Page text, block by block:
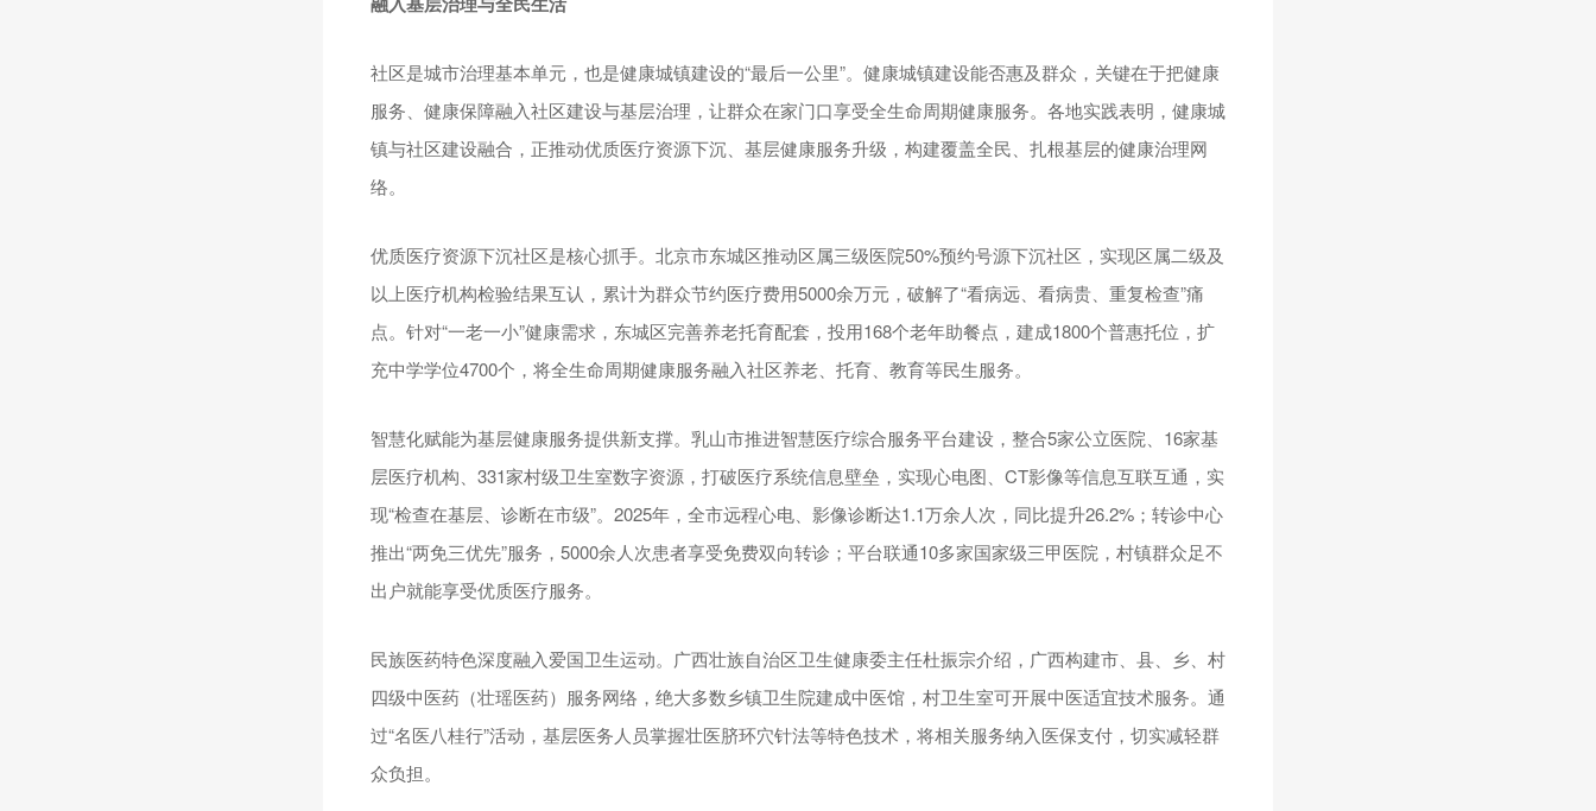
社区是城市治理基本单元，也是健康城镇建设的“最后一公里”。健康城镇建设能否惠及群众，关键在于把健康
服务、健康保障融入社区建设与基层治理，让群众在家门口享受全生命周期健康服务。各地实践表明，健康城
镇与社区建设融合，正推动优质医疗资源下沉、基层健康服务升级，构建覆盖全民、扎根基层的健康治理网
络。
优质医疗资源下沉社区是核心抓手。北京市东城区推动区属三级医院50%预约号源下沉社区，实现区属二级及
以上医疗机构检验结果互认，累计为群众节约医疗费用5000余万元，破解了“看病远、看病贵、重复检查”痛
点。针对“一老一小”健康需求，东城区完善养老托育配套，投用168个老年助餐点，建成1800个普惠托位，扩
充中学学位4700个，将全生命周期健康服务融入社区养老、托育、教育等民生服务。
智慧化赋能为基层健康服务提供新支撑。乳山市推进智慧医疗综合服务平台建设，整合5家公立医院、16家基
层医疗机构、331家村级卫生室数字资源，打破医疗系统信息壁垒，实现心电图、CT影像等信息互联互通，实
现“检查在基层、诊断在市级”。2025年，全市远程心电、影像诊断达1.1万余人次，同比提升26.2%；转诊中心
推出“两免三优先”服务，5000余人次患者享受免费双向转诊；平台联通10多家国家级三甲医院，村镇群众足不
出户就能享受优质医疗服务。
民族医药特色深度融入爱国卫生运动。广西壮族自治区卫生健康委主任杜振宗介绍，广西构建市、县、乡、村
四级中医药（壮瑶医药）服务网络，绝大多数乡镇卫生院建成中医馆，村卫生室可开展中医适宜技术服务。通
过“名医八桂行”活动，基层医务人员掌握壮医脐环穴针法等特色技术，将相关服务纳入医保支付，切实减轻群
众负担。